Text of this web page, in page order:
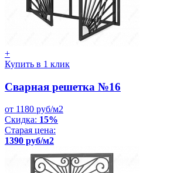
+
Купить в 1 клик
Сварная решетка №16
от 1180 руб/м2
Скидка: 15%
Старая цена:
1390 руб/м2